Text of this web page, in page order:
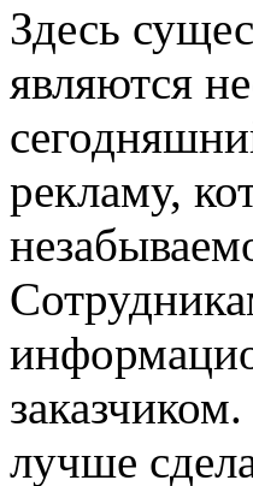
Здесь
являются
рекламу,
лучше